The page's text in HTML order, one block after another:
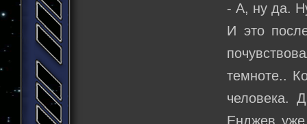
- А, ну да.
И это
темноте..
человека.
Енджев